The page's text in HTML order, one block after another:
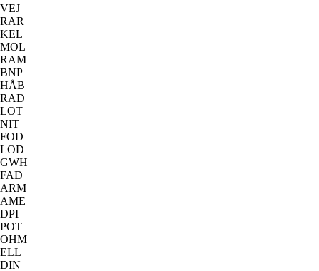
VEJ
RAR
KEL
MOL
RAM
BNP
HÅB
RAD
LOT
NIT
FOD
LOD
GWH
FAD
ARM
AME
DPI
POT
OHM
ELL
DIN